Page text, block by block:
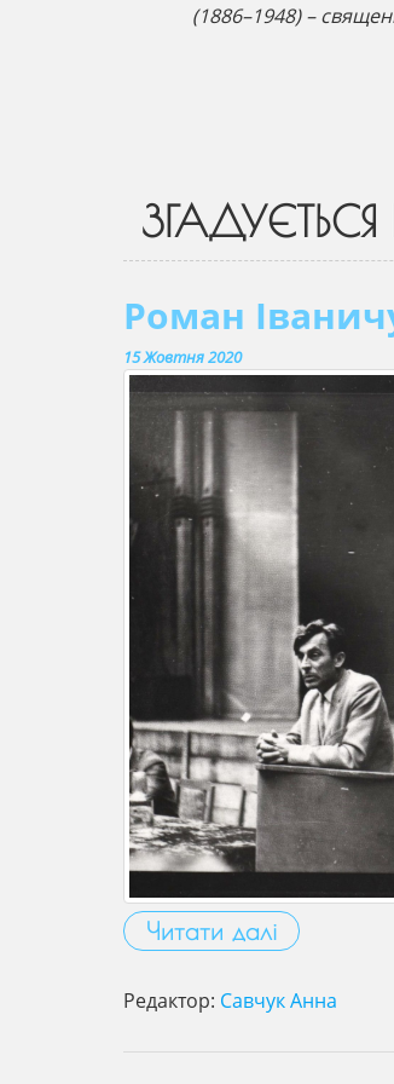
(1886–1948) –
ЗГАДУЄТЬСЯ
Роман
15 Жовтня 2020
Читати далі
Редактор: Савчук Анна